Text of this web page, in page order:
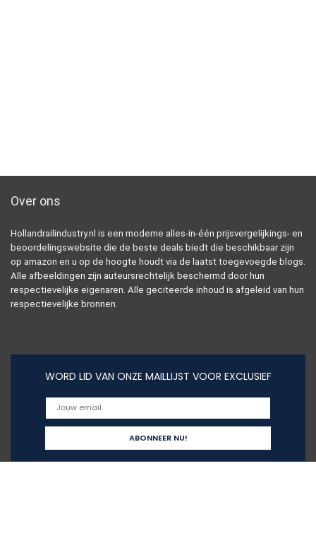
Over ons
Hollandrailindustry.nl is een moderne alles-in-één prijsvergelijkings- en
beoordelingswebsite die de beste deals biedt die beschikbaar zijn
op amazon en u op de hoogte houdt via de laatst toegevoegde blogs.
Alle afbeeldingen zijn auteursrechtelijk beschermd door hun
respectievelijke eigenaren. Alle geciteerde inhoud is afgeleid van hun
respectievelijke bronnen.
WORD LID VAN ONZE MAILLIJST VOOR EXCLUSIEF